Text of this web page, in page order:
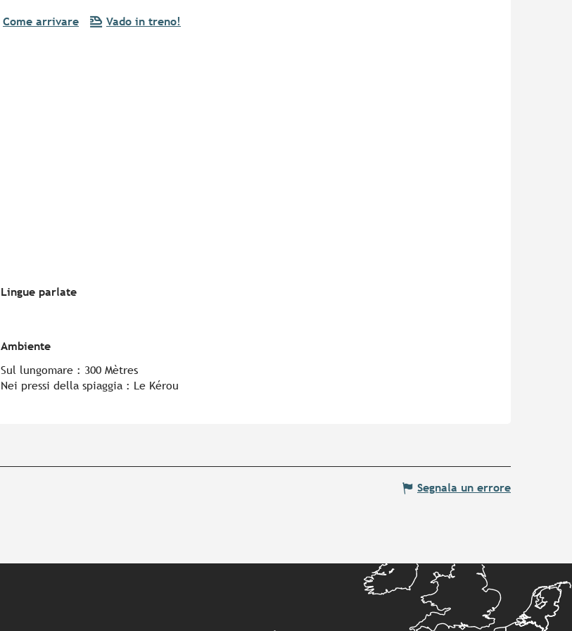
Come arrivare Vado in treno!
Lingue parlate
Lingue parlate
Ambiente
Ambiente
Sul lungomare : 300 Mètres
Nei pressi della spiaggia : Le Kérou
Segnala un errore